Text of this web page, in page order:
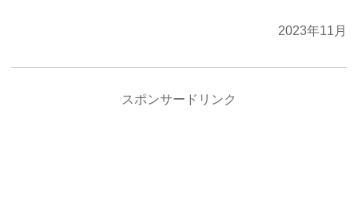
2023年11月
スポンサードリンク